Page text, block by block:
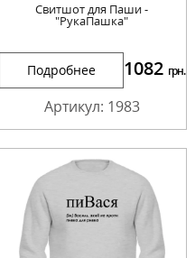
Свитшот для Паши -
"РукаПашка"
Подробнее 1082 грн.
Артикул: 1983